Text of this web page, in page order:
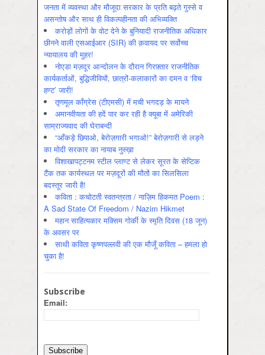
जनता में व्‍यवस्‍था और मौजूदा सरकार के प्रति बढ़ते गुस्‍से व
असन्‍तोष और साथ ही विकल्‍पहीनता की अभिव्‍यक्ति
करोड़ों लोगों के वोट देने के बुनियादी राजनीतिक अधिकार
छीनने वाली एसआईआर (SIR) की क़वायद पर सर्वोच्च
न्यायालय की मुहर!
नोएडा मज़दूर आन्दोलन के दौरान गिरफ़्तार राजनीतिक
कार्यकर्ताओं, बुद्धिजीवियों, छात्रों-कलाकारों का दमन व ‘विच
हण्ट’ जारी!
तृणमूल काँग्रेस (टीएमसी) में मची भगदड़ के मायने
अमानवीयता की हदें पार कर रही है क्यूबा में अमेरिकी
साम्राज्यवाद की घेराबन्दी
“आँकड़े छिपाओ, बेरोज़गारी भगाओ!” बेरोज़गारी से लड़ने
का मोदी सरकार का नायाब नुस्ख़ा
विशाखापट्टनम स्टील प्लाण्ट से लेकर सूरत के सेप्टिक
टैंक तक कार्यस्थल पर मज़दूरों की मौतों का सिलसिला
बदस्तूर जारी है!
कविता : कचोटती स्वतन्त्रता / नाज़िम हिकमत Poem :
A Sad State Of Freedom / Nazim Hikmet
महान साहित्यकार मक्सिम गोर्की के स्मृति दिवस (18 जून)
के अवसर पर
साथी कविता कृष्णपल्लवी की एक मौजूँ कविता – हमला हो
चुका है!
Subscribe
Email: